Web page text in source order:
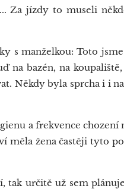
Za jízdy to museli
s manželkou: Toto
na bazén, na
Někdy byla sprcha i i
a frekvence chození
měla žena častěji tyto
tak určitě už sem